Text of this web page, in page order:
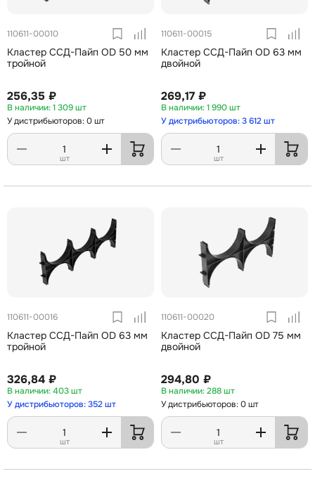
110611-00010
Кластер ССД-Пайп OD 50 мм
тройной
256,35 ₽
1 309 шт
У дистрибьюторов: 0 шт
шт
110611-00015
Кластер ССД-Пайп OD 63 мм
двойной
269,17 ₽
1 990 шт
У дистрибьюторов: 3 612 шт
шт
110611-00016
Кластер ССД-Пайп OD 63 мм
тройной
326,84 ₽
403 шт
У дистрибьюторов: 352 шт
шт
110611-00020
Кластер ССД-Пайп OD 75 мм
двойной
294,80 ₽
288 шт
У дистрибьюторов: 0 шт
шт